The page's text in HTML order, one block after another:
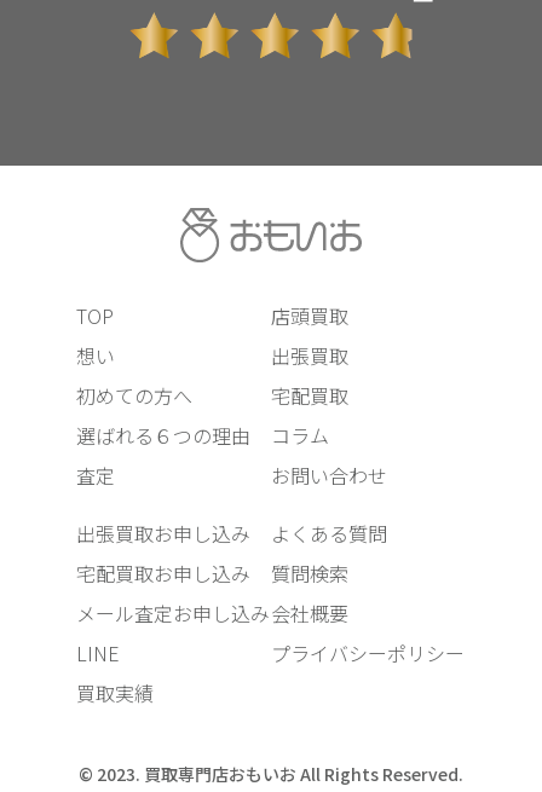
TOP
想い
初めての方へ
選ばれる６つの理由
査定
店頭買取
出張買取
宅配買取
コラム
お問い合わせ
出張買取お申し込み
宅配買取お申し込み
メール査定お申し込み
LINE
買取実績
よくある質問
質問検索
会社概要
プライバシーポリシー
© 2023. 買取専門店おもいお All Rights Reserved.